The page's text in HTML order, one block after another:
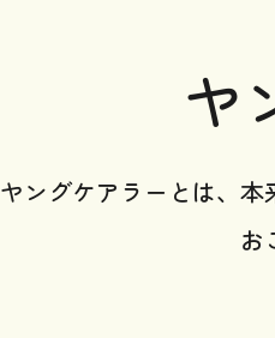
ヤ
ヤングケアラーとは、本
お